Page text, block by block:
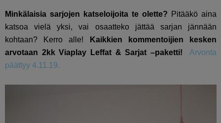
Minkälaisia sarjojen katseloijoita te olette? Pitääkö aina
katsoa vielä yksi, vai osaatteko jättää sarjan jännään
kohtaan? Kerro alle!
Kaikkien kommentoijien kesken
arvotaan 2kk Viaplay Leffat & Sarjat –paketti!
Arvonta
päättyy 4.11.19.